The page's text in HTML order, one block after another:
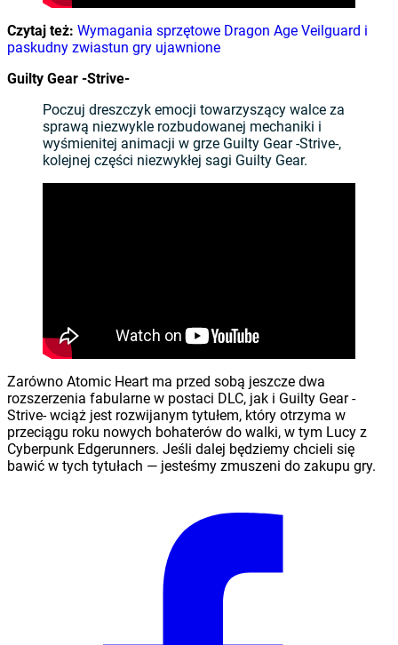
Czytaj też: Wymagania sprzętowe Dragon Age Veilguard i
paskudny zwiastun gry ujawnione
Guilty Gear -Strive-
Poczuj dreszczyk emocji towarzyszący walce za
sprawą niezwykle rozbudowanej mechaniki i
wyśmienitej animacji w grze Guilty Gear -Strive-,
kolejnej części niezwykłej sagi Guilty Gear.
Zarówno Atomic Heart ma przed sobą jeszcze dwa
rozszerzenia fabularne w postaci DLC, jak i Guilty Gear -
Strive- wciąż jest rozwijanym tytułem, który otrzyma w
przeciągu roku nowych bohaterów do walki, w tym Lucy z
Cyberpunk Edgerunners. Jeśli dalej będziemy chcieli się
bawić w tych tytułach — jesteśmy zmuszeni do zakupu gry.